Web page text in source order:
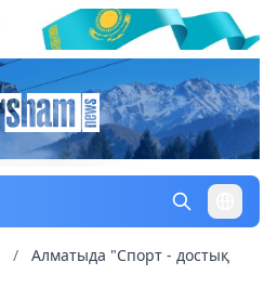
/
Алматыда "Спорт - достық